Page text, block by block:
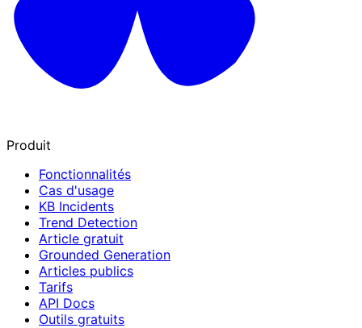
Produit
Fonctionnalités
Cas d'usage
KB Incidents
Trend Detection
Article gratuit
Grounded Generation
Articles publics
Tarifs
API Docs
Outils gratuits